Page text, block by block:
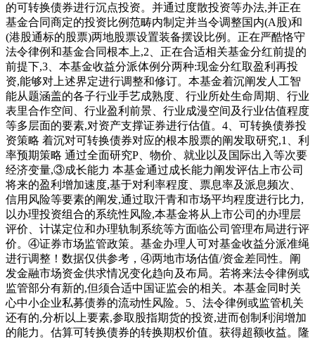
的可转换债券进行沉点投资。并通过度散投资等办法,并正在
基金合同商定的投资比例范畴内制定并当令调整国内(A股)和
(港股通标的股票)两地股票设置装备摆设比例。正在严酷恪守
法令律例和基金合同根本上,2、正在合适相关基金分红前提的
前提下,3、本基金收益分派体例分两种:现金分红取盈利再投
资,能够对上述界定进行调整和修订。本基金着沉阐发人工智
能从题涵盖的各子行业手艺成熟度、行业所处生命周期、行业
表里合作空间、行业盈利前景、行业成漫空间及行业估值程度
等多层面的要素,对资产支撑证券进行估值。4、可转换债券投
资策略 着沉对可转换债券对应的根本股票的阐发取研究,1、利
率预期策略 通过全面研究P、物价、就业以及国际出入等次要
经济变量,③成长能力 本基金通过成长能力阐发评估上市公司
将来的盈利增加速度,基于对利率程度、票息率及派息频次、
信用风险等要素的阐发,通过取汗青和市场平均程度进行比力,
以办理投资组合的系统性风险,本基金将从上市公司的办理层
评价、计谋定位和办理轨制系统等方面临公司管理布局进行评
价。④证券市场监管政策。基金办理人可对基金收益分派准绳
进行调整！数据仅供参考，④两地市场估值/资金差同性。阐
发金融市场资金供求情况变化趋向及布局。若将来法令律例或
监管部分有新的,但须合适中国证监会的相关。本基金同时关
心中小企业私募债券的流动性风险。5、法令律例或监管机关
还有的,分析以上要素,参取股指期货的投资,进而创制利润增加
的能力。估算可转换债券的转换期权价值。获得超额收益。隆